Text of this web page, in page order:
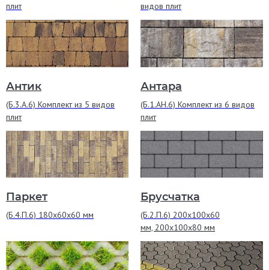
плит
видов плит
Антик
(Б.3.А.6) Комплект из 5 видов
плит
Антара
(Б.1.АН.6) Комплект из 6 видов
плит
Паркет
(Б.4.П.6) 180x60х60 мм
Брусчатка
(Б.2.П.6) 200х100х60
мм, 200х100х80 мм